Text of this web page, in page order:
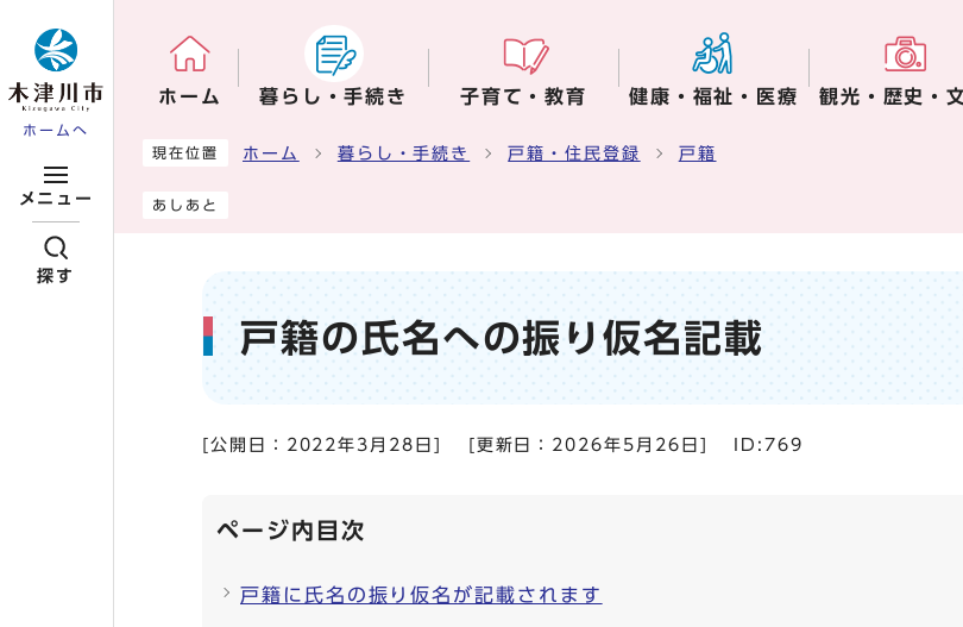
ホームへ
メニュー
探す
ホーム 暮らし・手続き 子育て・教育 健康・福祉・医療 観光・歴史・
ここから本文です
現在位置 ホーム 暮らし・手続き 戸籍・住民登録 戸籍
あしあと
戸籍の氏名への振り仮名記載
[公開日： 2022年3月28日 [更新日： 2026年5月26日 ID:769
ページ内目次
戸籍に氏名の振り仮名が記載されます